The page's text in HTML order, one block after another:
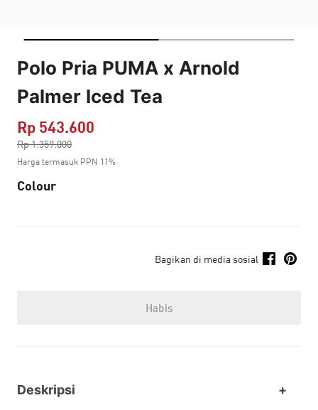
Polo Pria PUMA x Arnold
Palmer Iced Tea
Rp 543.600
Rp 1.359.000
ke
Harga termasuk PPN 11%
Colour
Bagikan di media sosial
Habis
Deskripsi